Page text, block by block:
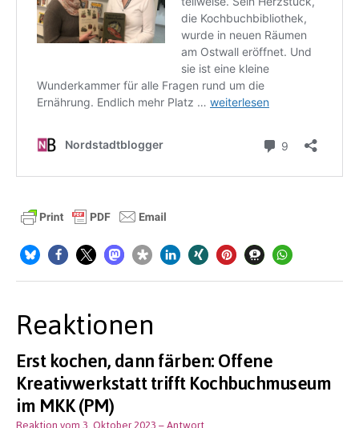
Reaktionen
Erst kochen, dann färben: Offene
Kreativwerkstatt trifft Kochbuchmuseum
im MKK (PM)
Reaktion vom 3. Oktober 2023 – Antwort